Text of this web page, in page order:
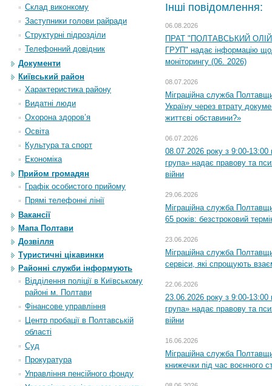
Склад виконкому
Заступники голови райради
Структурні підрозділи
Телефонний довідник
Документи
Київський район
Характеристика району
Видатні люди
Охорона здоров’я
Освіта
Культура та спорт
Економіка
Прийом громадян
Графік особистого прийому
Прямі телефонні лінії
Вакансії
Мапа Полтави
Дозвілля
Туристичні цікавинки
Районні служби інформують
Відділення поліції в Київському
районі м. Полтави
Фінансове управління
Центр пробації в Полтавській
області
Суд
Прокуратура
Управління пенсійного фонду
Інші повідомлення:
06.08.2026
ПРАТ "ПОЛТАВСЬКИЙ
ГРУП" надає інформацію
моніторингу (06. 2026)
08.07.2026
Міграційна служба
Україну через втрату
життєві обставини?»
06.07.2026
08.07.2026 року з 9:00-13:00
група» надає правову та
війни
29.06.2026
Міграційна служба
65 років: безстроковий
23.06.2026
Міграційна служба
сервіси, які спрощують
22.06.2026
23.06.2026 року з 9:00-13:00
група» надає правову та
війни
16.06.2026
Міграційна служба
книжечки під час воєнного